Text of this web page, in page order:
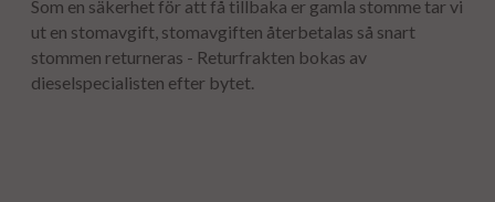
Som en säkerhet för att få tillbaka er gamla stomme tar vi
ut en stomavgift, stomavgiften återbetalas så snart
stommen returneras - Returfrakten bokas av
dieselspecialisten efter bytet.